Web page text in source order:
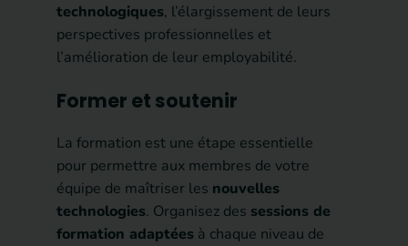
technologiques, l’élargissement de leurs
perspectives professionnelles et
l’amélioration de leur employabilité.
Former et soutenir
La formation est une étape essentielle
pour permettre aux membres de votre
équipe de maîtriser les nouvelles
technologies. Organisez des sessions de
formation adaptées à chaque niveau de